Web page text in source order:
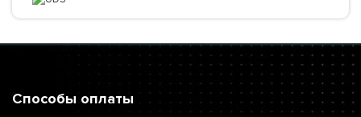
Способы оплаты